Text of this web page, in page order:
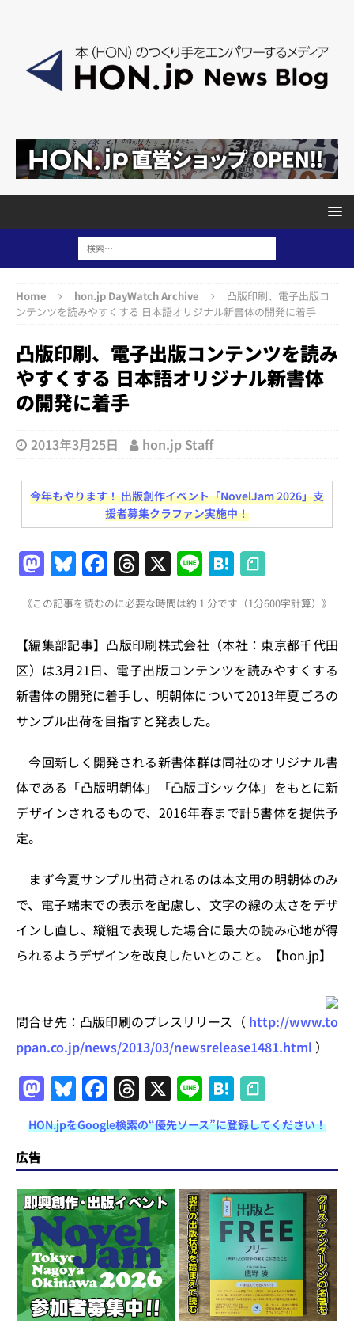
Home hon.jp DayWatch Archive
凸版印刷、電子出版コ
ンテンツを読みやすくする 日本語オリジナル新書体の開発に着手
凸版印刷、電子出版コンテンツを読み
やすくする 日本語オリジナル新書体
の開発に着手
2013年3月25日 hon.jp Staff
今年もやります！ 出版創作イベント「NovelJam 2026」支
援者募集クラファン実施中！
M
a
st
o
d
o
n
Bl
u
e
s
k
y
F
a
c
e
b
o
o
T
h
re
a
d
s
X Li
n
e
H
at
e
n
a
《この記事を読むのに必要な時間は約 1 分です（1分600字計算）》
【編集部記事】凸版印刷株式会社（本社：東京都千代田
区）は3月21日、電子出版コンテンツを読みやすくする
新書体の開発に着手し、明朝体について2013年夏ごろの
サンプル出荷を目指すと発表した。
今回新しく開発される新書体群は同社のオリジナル書
体である「凸版明朝体」「凸版ゴシック体」をもとに新
デザインされるもので、2016年春まで計5書体を提供予
定。
まず今夏サンプル出荷されるのは本文用の明朝体のみ
で、電子端末での表示を配慮し、文字の線の太さをデザ
インし直し、縦組で表現した場合に最大の読み心地が得
られるようデザインを改良したいとのこと。【hon.jp】
問合せ先：凸版印刷のプレスリリース（ http://www.to
ppan.co.jp/news/2013/03/newsrelease1481.html ）
M
a
st
o
d
o
n
Bl
u
e
s
k
y
F
a
c
e
b
o
o
k
T
h
re
a
d
s
X Li
n
e
H
at
e
n
a
HON.jpをGoogle検索の“優先ソース”に登録してください！
広告